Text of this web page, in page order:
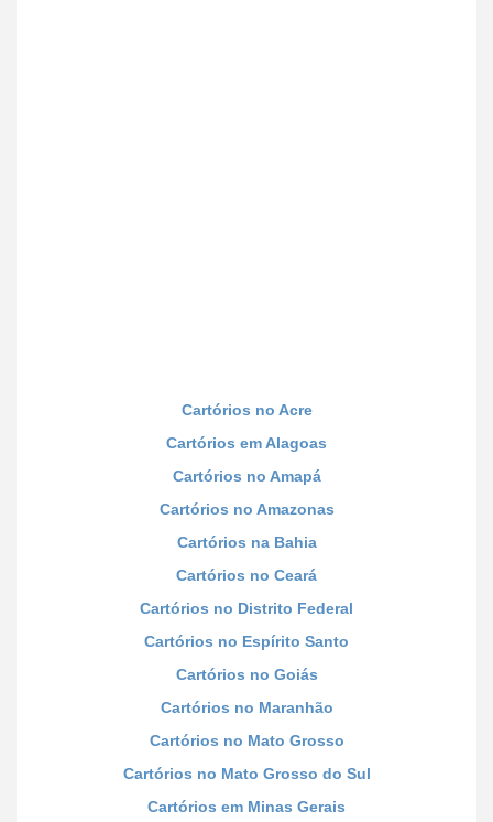
Cartórios no Acre
Cartórios em Alagoas
Cartórios no Amapá
Cartórios no Amazonas
Cartórios na Bahia
Cartórios no Ceará
Cartórios no Distrito Federal
Cartórios no Espírito Santo
Cartórios no Goiás
Cartórios no Maranhão
Cartórios no Mato Grosso
Cartórios no Mato Grosso do Sul
Cartórios em Minas Gerais